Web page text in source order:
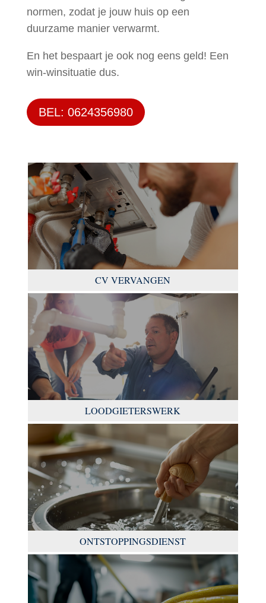
normen, zodat je jouw huis op een
duurzame manier verwarmt.
En het bespaart je ook nog eens geld! Een
win-winsituatie dus.
BEL: 0624356980
CV VERVANGEN
LOODGIETERSWERK
ONTSTOPPINGSDIENST